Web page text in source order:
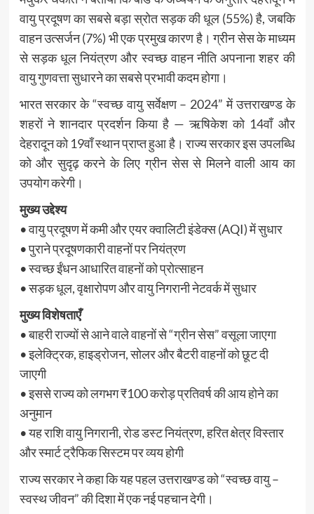
वायु प्रदूषण का सबसे बड़ा स्रोत सड़क की धूल (55%) है, जबकि
वाहन उत्सर्जन (7%) भी एक प्रमुख कारण है। ग्रीन सेस के माध्यम
से सड़क धूल नियंत्रण और स्वच्छ वाहन नीति अपनाना शहर की
वायु गुणवत्ता सुधारने का सबसे प्रभावी कदम होगा।
भारत सरकार के “स्वच्छ वायु सर्वेक्षण – 2024” में उत्तराखण्ड के
शहरों ने शानदार प्रदर्शन किया है — ऋषिकेश को 14वाँ और
देहरादून को 19वाँ स्थान प्राप्त हुआ है। राज्य सरकार इस उपलब्धि
को और सुदृढ़ करने के लिए ग्रीन सेस से मिलने वाली आय का
उपयोग करेगी।
मुख्य उद्देश्य
• वायु प्रदूषण में कमी और एयर क्वालिटी इंडेक्स (AQI) में सुधार
• पुराने प्रदूषणकारी वाहनों पर नियंत्रण
• स्वच्छ ईंधन आधारित वाहनों को प्रोत्साहन
• सड़क धूल, वृक्षारोपण और वायु निगरानी नेटवर्क में सुधार
मुख्य विशेषताएँ
• बाहरी राज्यों से आने वाले वाहनों से “ग्रीन सेस” वसूला जाएगा
• इलेक्ट्रिक, हाइड्रोजन, सोलर और बैटरी वाहनों को छूट दी
जाएगी
• इससे राज्य को लगभग ₹100 करोड़ प्रतिवर्ष की आय होने का
अनुमान
• यह राशि वायु निगरानी, रोड डस्ट नियंत्रण, हरित क्षेत्र विस्तार
और स्मार्ट ट्रैफिक सिस्टम पर व्यय होगी
राज्य सरकार ने कहा कि यह पहल उत्तराखण्ड को “स्वच्छ वायु –
स्वस्थ जीवन” की दिशा में एक नई पहचान देगी।